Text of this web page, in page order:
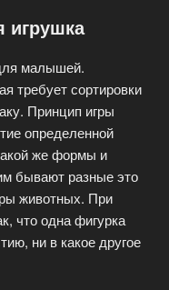
малышей.
требует сортировки
Принцип игры
определенной
же формы и
бывают разные это
животных. При
что одна фигурка
ни в какое другое